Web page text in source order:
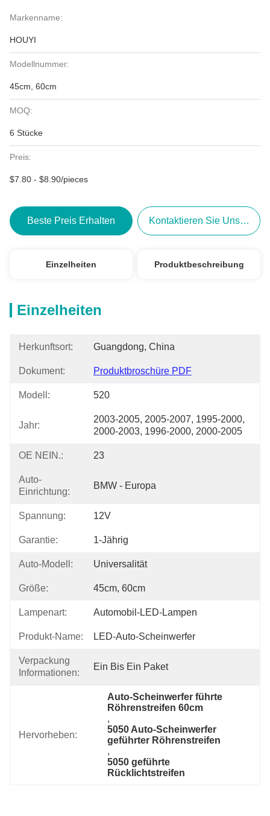
Markenname:
HOUYI
Modellnummer:
45cm, 60cm
MOQ:
6 Stücke
Preis:
$7.80 - $8.90/pieces
Beste Preis Erhalten Kontaktieren Sie Uns Jetzt
Einzelheiten Produktbeschreibung
Einzelheiten
Herkunftsort: Guangdong, China
Dokument: Produktbroschüre PDF
Modell: 520
Jahr:
2003-2005, 2005-2007, 1995-2000,
2000-2003, 1996-2000, 2000-2005
OE NEIN.: 23
Auto-
Einrichtung:
BMW - Europa
Spannung: 12V
Garantie: 1-Jährig
Auto-Modell: Universalität
Größe: 45cm, 60cm
Lampenart: Automobil-LED-Lampen
Produkt-Name: LED-Auto-Scheinwerfer
Verpackung
Informationen:
Ein Bis Ein Paket
Hervorheben:
Auto-Scheinwerfer führte
Röhrenstreifen 60cm
,
5050 Auto-Scheinwerfer
geführter Röhrenstreifen
,
5050 geführte
Rücklichtstreifen